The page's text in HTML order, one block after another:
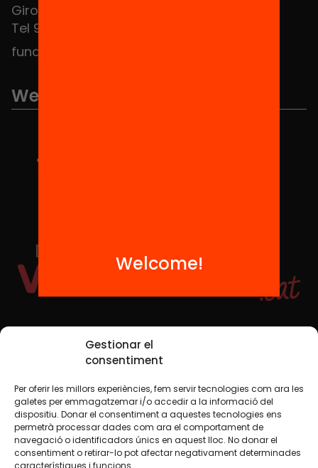
Gestionar el
consentiment
Per oferir les millors experiències, fem servir tecnologies com ara les
galetes per emmagatzemar i/o accedir a la informació del
dispositiu. Donar el consentiment a aquestes tecnologies ens
permetrà processar dades com ara el comportament de
navegació o identificadors únics en aquest lloc. No donar el
consentiment o retirar-lo pot afectar negativament determinades
característiques i funcions.
Girona 34, interior 08010 Barcelona
Tel 934 588 700
fundacio@equitat.org
We are part of...
Social Media
TW YTB IG FB IN
Legal NoticeCookie Policy
Welcome!